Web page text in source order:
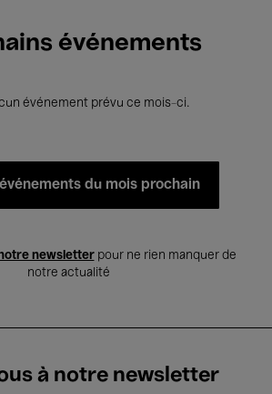
événements
événement prévu ce mois-ci.
événements du mois prochain
newsletterpour ne rien manquer de
notre actualité
à notre newsletter